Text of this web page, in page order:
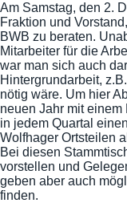
Am Samstag, den 2.
Fraktion und
BWB zu beraten.
Mitarbeiter für die
war man sich auch
Hintergrundarbeit,
nötig wäre. Um hier
neuen Jahr mit
in jedem Quartal
Wolfhager Ortsteilen
Bei diesen
vorstellen und
geben aber auch
finden.